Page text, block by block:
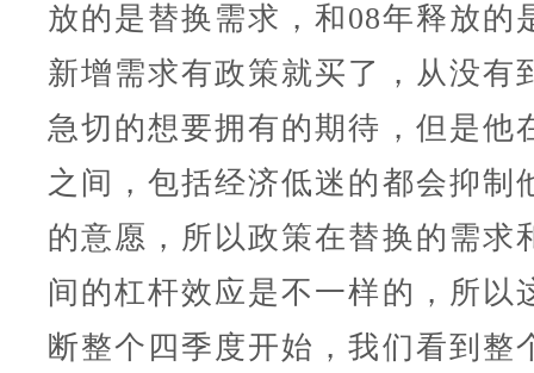
放的是替换需求，和08年释放的
新增需求有政策就买了，从没有
急切的想要拥有的期待，但是他
之间，包括经济低迷的都会抑制
的意愿，所以政策在替换的需求
间的杠杆效应是不一样的，所以
断整个四季度开始，我们看到整